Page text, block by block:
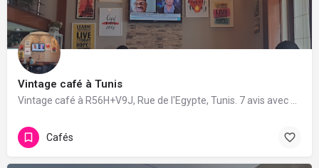
Vintage café à Tunis
Vintage café à R56H+V9J, Rue de l'Egypte, Tunis. 7 avis avec une note de 3.4/5.
Cafés